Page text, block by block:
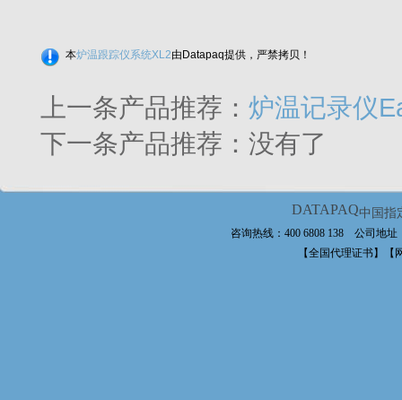
本炉温跟踪仪系统XL2由Datapaq提供，严禁拷贝！
上一条产品推荐： 炉温记录仪
下一条产品推荐：没有了
DATAPAQ中国
咨询热线：400 6808 138 公司
【全国代理证书】